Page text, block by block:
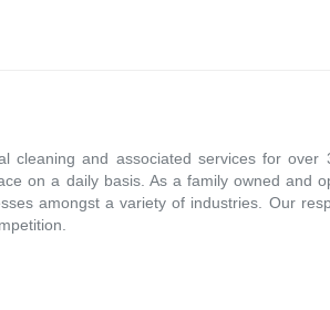
cleaning and associated services for
on a daily basis. As a family owned and
amongst a variety of industries. Our